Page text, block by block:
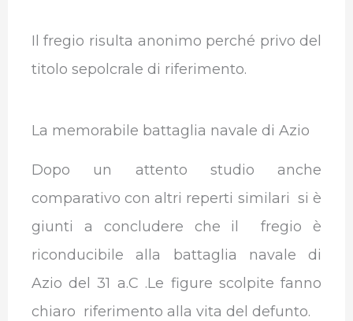
Il fregio risulta anonimo perché privo del
titolo sepolcrale di riferimento.
La memorabile battaglia navale di Azio
Dopo un attento studio anche
comparativo con altri reperti similari si è
giunti a concludere che il fregio è
riconducibile alla battaglia navale di
Azio del 31 a.C .Le figure scolpite fanno
chiaro riferimento alla vita del defunto.